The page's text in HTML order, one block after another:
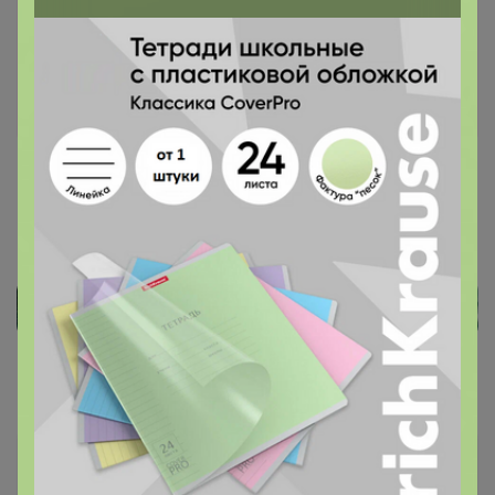
кардиганы!
Стоп 7 сентября 2025 г.
Артемида
Артемида